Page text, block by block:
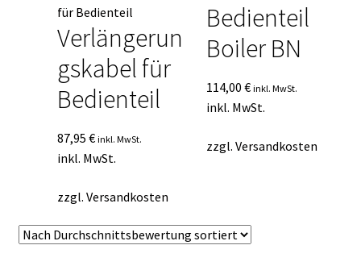
Verlängerun
gskabel für
Bedienteil
87,95 € inkl. MwSt.
inkl. MwSt.
zzgl. Versandkosten
Bedienteil
Boiler BN
114,00€ inkl. MwSt.
inkl. MwSt.
zzgl.Versandkosten